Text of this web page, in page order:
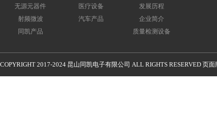
无源元器件
射频微波
同凯产品
医疗设备
汽车产品
发展历程
企业简介
质量检测设备
COPYRIGHT 2017-2024 昆山同凯电子有限公司 ALL RIGHTS RESERVED 页